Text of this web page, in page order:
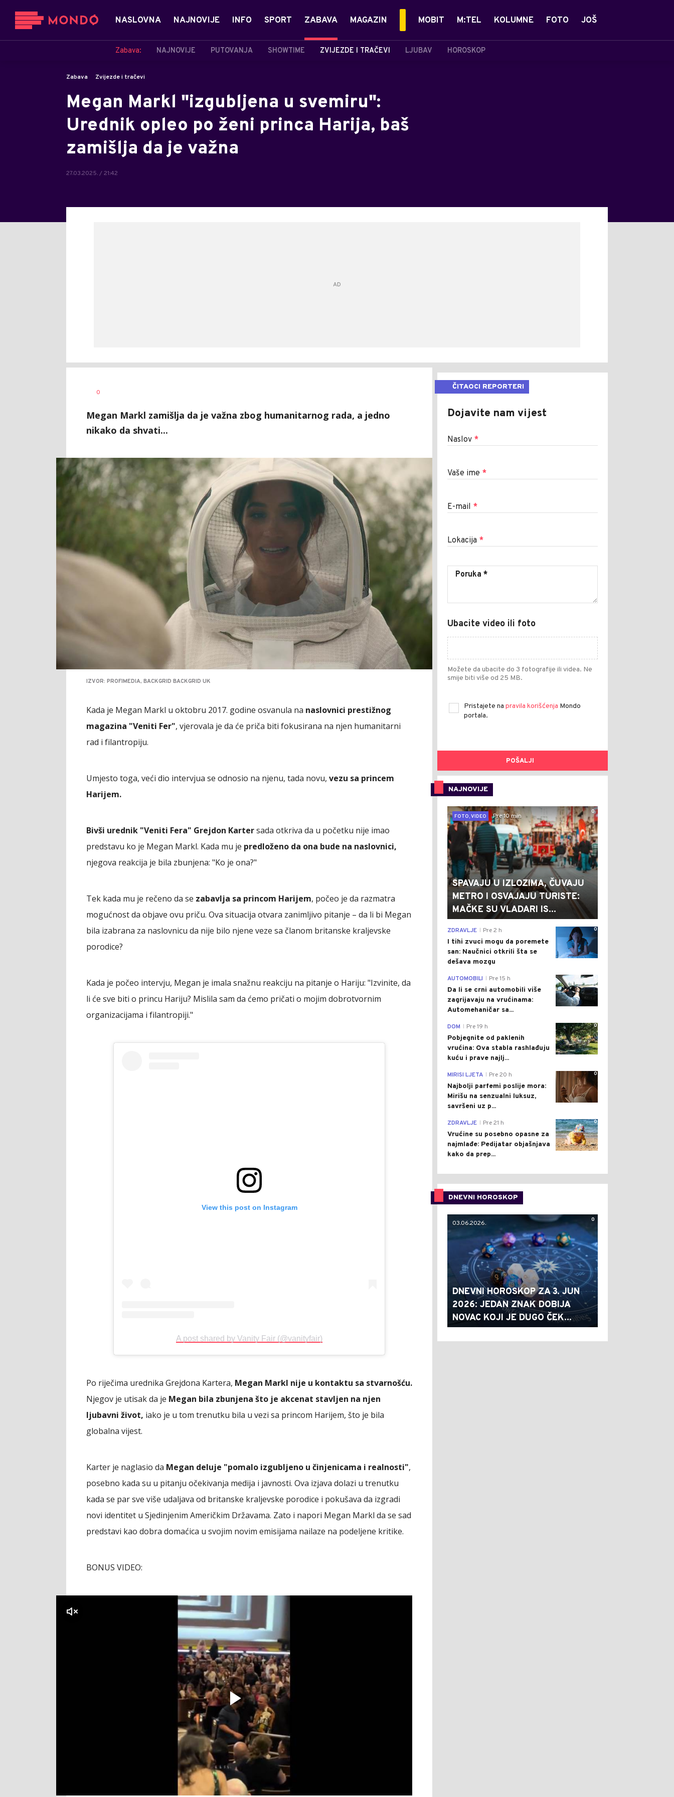
NASLOVNA NAJNOVIJE INFO SPORT ZABAVA
Zabava: NAJNOVIJE PUTOVANJA SHOWTIME ZVIJEZDE I TRAČEVI LJUBAV HOROSKOP
MAGAZIN MOBIT M:TEL KOLUMNE FOTO JOŠ
Zabava Zvijezde i tračevi
Megan Markl "izgubljena u svemiru":
Urednik opleo po ženi princa Harija, baš
zamišlja da je važna
27.03.2025. / 21:42
AUTOR
0
Megan Markl zamišlja da je važna zbog humanitarnog rada, a jedno
nikako da shvati...
IZVOR: PROFIMEDIA, BACKGRID BACKGRID UK
Kada je Megan Markl u oktobru 2017. godine osvanula na naslovnici prestižnog
magazina "Veniti Fer", vjerovala je da će priča biti fokusirana na njen humanitarni
rad i filantropiju.
Umjesto toga, veći dio intervjua se odnosio na njenu, tada novu, vezu sa princem
Harijem.
Bivši urednik "Veniti Fera" Grejdon Kartersada otkriva da u početku nije imao
predstavu ko je Megan Markl. Kada mu je predloženo da ona bude na naslovnici,
njegova reakcija je bila zbunjena: "Ko je ona?"
Tek kada mu je rečeno da se zabavlja sa princom Harijem, počeo je da razmatra
mogućnost da objave ovu priču. Ova situacija otvara zanimljivo pitanje – da li bi Megan
bila izabrana za naslovnicu da nije bilo njene veze sa članom britanske kraljevske
porodice?
Kada je počeo intervju, Megan je imala snažnu reakciju na pitanje o Hariju: "Izvinite, da
li će sve biti o princu Hariju? Mislila sam da ćemo pričati o mojim dobrotvornim
organizacijama i filantropiji."
View this post on Instagram
A post shared by Vanity Fair (@vanityfair)
Po riječima urednika Grejdona Kartera, Megan Markl nije u kontaktu sa stvarnošću.
Njegov je utisak da je Megan bila zbunjena što je akcenat stavljen na njen
ljubavni život, iako je u tom trenutku bila u vezi sa princom Harijem, što je bila
globalna vijest.
Karter je naglasio da Megan deluje "pomalo izgubljeno u činjenicama i realnosti",
posebno kada su u pitanju očekivanja medija i javnosti. Ova izjava dolazi u trenutku
kada se par sve više udaljava od britanske kraljevske porodice i pokušava da izgradi
novi identitet u Sjedinjenim Američkim Državama. Zato i napori Megan Markl da se sad
predstavi kao dobra domaćica u svojim novim emisijama nailaze na podeljene kritike.
BONUS VIDEO:
ČITAOCI REPORTERI
Dojavite nam vijest
Naslov *
Vaše ime *
E-mail *
Lokacija *
Ubacite video ili foto
Možete da ubacite do 3 fotografije ili videa. Ne
smije biti više od 25 MB.
Pristajete na pravila korišćenja Mondo
portala.
POŠALJI
NAJNOVIJE
0
FOTO, VIDEO
Pre 10 min
SPAVAJU U IZLOZIMA, ČUVAJU
METRO I OSVAJAJU TURISTE:
MAČKE SU VLADARI IS...
0
ZDRAVLJE Pre 2 h
I tihi zvuci mogu da poremete
san: Naučnici otkrili šta se
dešava mozgu
0
AUTOMOBILI Pre 15 h
Da li se crni automobili više
zagrijavaju na vrućinama:
Automehaničar sa...
0
DOM Pre 19 h
Pobjegnite od paklenih
vrućina: Ova stabla rashlađuju
kuću i prave najlj...
0
MIRISI LJETA Pre 20 h
Najbolji parfemi poslije mora:
Mirišu na senzualni luksuz,
savršeni uz p...
0
ZDRAVLJE Pre 21 h
Vrućine su posebno opasne za
najmlađe: Pedijatar objašnjava
kako da prep...
DNEVNI HOROSKOP
0
03.06.2026.
DNEVNI HOROSKOP ZA 3. JUN
2026: JEDAN ZNAK DOBIJA
NOVAC KOJI JE DUGO ČEK...